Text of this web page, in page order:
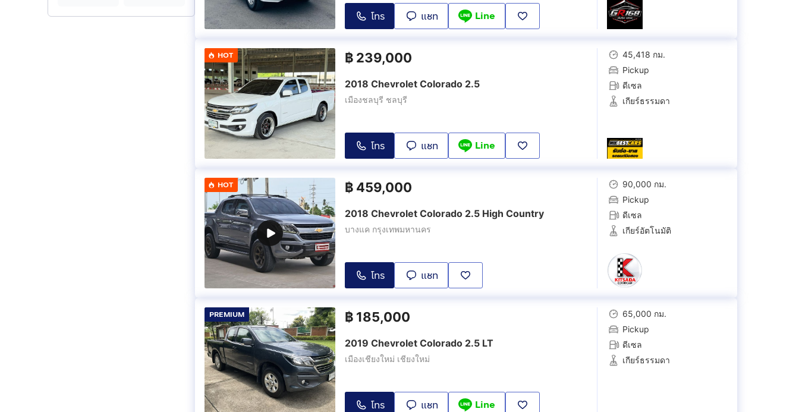
โทร แชท Line
HOT ฿ 239,000
2018 Chevrolet Colorado 2.5
เมืองชลบุรี ชลบุรี
โทร แชท Line
45,418 กม.
Pickup
ดีเซล
เกียร์ธรรมดา
HOT ฿ 459,000
2018 Chevrolet Colorado 2.5 High Country
บางแค กรุงเทพมหานคร
โทร แชท
90,000 กม.
Pickup
ดีเซล
เกียร์อัตโนมัติ
PREMIUM ฿ 185,000
2019 Chevrolet Colorado 2.5 LT
เมืองเชียงใหม่ เชียงใหม่
โทร แชท Line
65,000 กม.
Pickup
ดีเซล
เกียร์ธรรมดา